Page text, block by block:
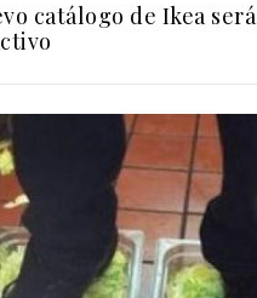
catálogo de Ikea será